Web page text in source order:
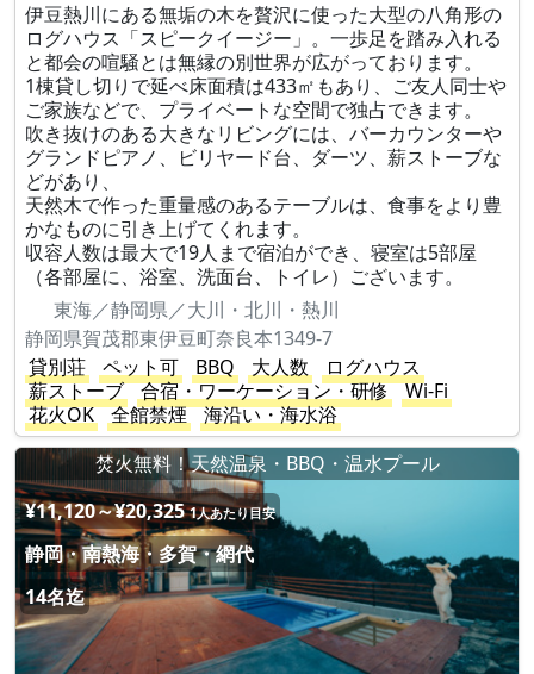
伊豆熱川にある無垢の木を贅沢に使った大型の八角形の
ログハウス「スピークイージー」。一歩足を踏み入れる
と都会の喧騒とは無縁の別世界が広がっております。
1棟貸し切りで延べ床面積は433㎡もあり、ご友人同士や
ご家族などで、プライベートな空間で独占できます。
吹き抜けのある大きなリビングには、バーカウンターや
グランドピアノ、ビリヤード台、ダーツ、薪ストーブな
どがあり、
天然木で作った重量感のあるテーブルは、食事をより豊
かなものに引き上げてくれます。
収容人数は最大で19人まで宿泊ができ、寝室は5部屋
（各部屋に、浴室、洗面台、トイレ）ございます。
東海／静岡県／大川・北川・熱川
静岡県賀茂郡東伊豆町奈良本1349-7
貸別荘
ペット可 BBQ 大人数
ログハウス
薪ストーブ
合宿・ワーケーション・研修
Wi-Fi
花火OK
全館禁煙
海沿い・海水浴
焚火無料！天然温泉・BBQ・温水プール
¥11,120～¥20,325 1人あたり目安
静岡・南熱海・多賀・網代
14名迄